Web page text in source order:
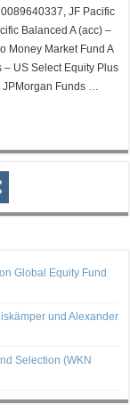
JF Pacific
Balanced A (acc) –
Money Market Fund A
– US Select Equity Plus
JPMorgan Funds …
Global Equity Fund
und Alexander
Selection (WKN